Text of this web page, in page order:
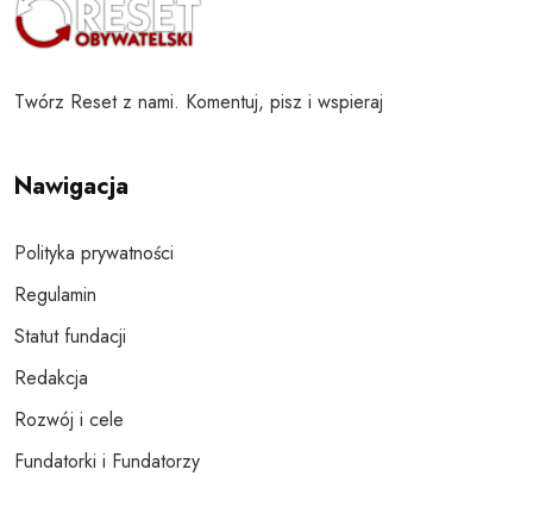
Twórz Reset z nami. Komentuj, pisz i wspieraj
Nawigacja
Polityka prywatności
Regulamin
Statut fundacji
Redakcja
Rozwój i cele
Fundatorki i Fundatorzy